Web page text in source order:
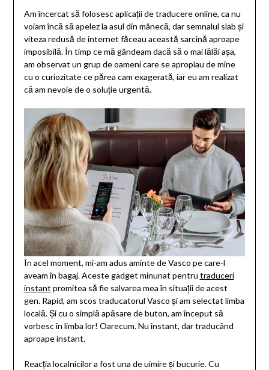
Am încercat să folosesc aplicații de traducere online, ca nu
voiam încă să apelez la asul din mânecă, dar semnalul slab și
viteza redusă de internet făceau această sarcină aproape
imposibilă. În timp ce mă gândeam dacă să o mai lălăi așa,
am observat un grup de oameni care se apropiau de mine
cu o curiozitate ce părea cam exagerată, iar eu am realizat
că am nevoie de o soluție urgentă.
În acel moment, mi-am adus aminte de Vasco pe care-l
aveam în bagaj. Aceste gadget minunat pentru traduceri
instant promitea să fie salvarea mea în situații de acest
gen. Rapid, am scos traducatorul Vasco și am selectat limba
locală. Și cu o simplă apăsare de buton, am început să
vorbesc în limba lor! Oarecum. Nu instant, dar traducând
aproape instant.
Reacția localnicilor a fost una de uimire și bucurie. Cu